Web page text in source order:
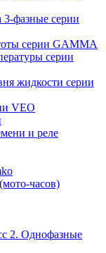
3-фазные серии
серии GAMMA
серии
жидкости серии
VEO
и реле
часов)
2. Однофазные